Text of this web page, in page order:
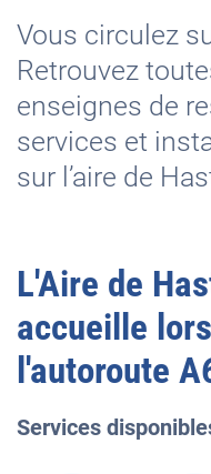
Vous circulez
Retrouvez
enseignes de
services et
sur l’aire de
L'Aire de
accueille
l'autoroute
Services